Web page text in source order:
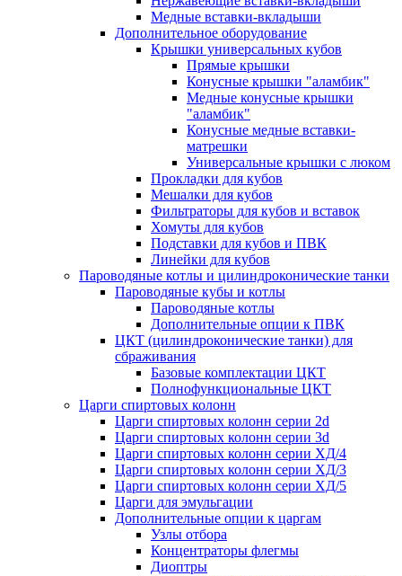
Медные вставки-вкладыши
Дополнительное оборудование
Крышки универсальных кубов
Прямые крышки
Конусные крышки "аламбик"
Медные конусные крышки
"аламбик"
Конусные медные вставки-
матрешки
Универсальные крышки с люком
Прокладки для кубов
Мешалки для кубов
Фильтраторы для кубов и вставок
Хомуты для кубов
Подставки для кубов и ПВК
Линейки для кубов
Пароводяные котлы и цилиндроконические танки
Пароводяные кубы и котлы
Пароводяные котлы
Дополнительные опции к ПВК
ЦКТ (цилиндроконические танки) для
сбраживания
Базовые комплектации ЦКТ
Полнофункциональные ЦКТ
Царги спиртовых колонн
Царги спиртовых колонн серии 2d
Царги спиртовых колонн серии 3d
Царги спиртовых колонн серии ХД/4
Царги спиртовых колонн серии ХД/3
Царги спиртовых колонн серии ХД/5
Царги для эмульгации
Дополнительные опции к царгам
Узлы отбора
Концентраторы флегмы
Диоптры